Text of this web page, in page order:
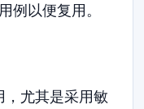
例以便复用。
，尤其是采用敏